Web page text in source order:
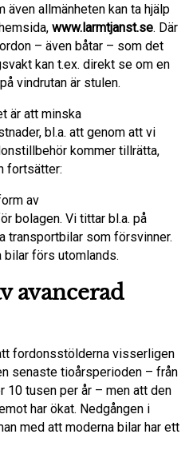
även allmänheten kan ta hjälp
www.larmtjanst.se. Där
– även båtar – som det
kan t.ex. direkt se om en
vindrutan är stulen.
är att minska
bl.a. att genom att vi
kommer tillrätta,
fortsätter:
av
bolagen. Vi tittar bl.a. på
transportbilar som försvinner.
förs utomlands.
avancerad
fordonsstölderna visserligen
senaste tioårsperioden – från
10 tusen per år – men att den
har ökat. Nedgången i
med att moderna bilar har ett